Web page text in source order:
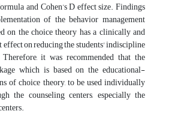
and Cohen’s D effect size. Findings
of the behavior management
on the choice theory has a clinically and
on reducing the students' indiscipline
it was recommended that the
which is based on the educational-
of choice theory, to be used individually
the counseling centers, especially the